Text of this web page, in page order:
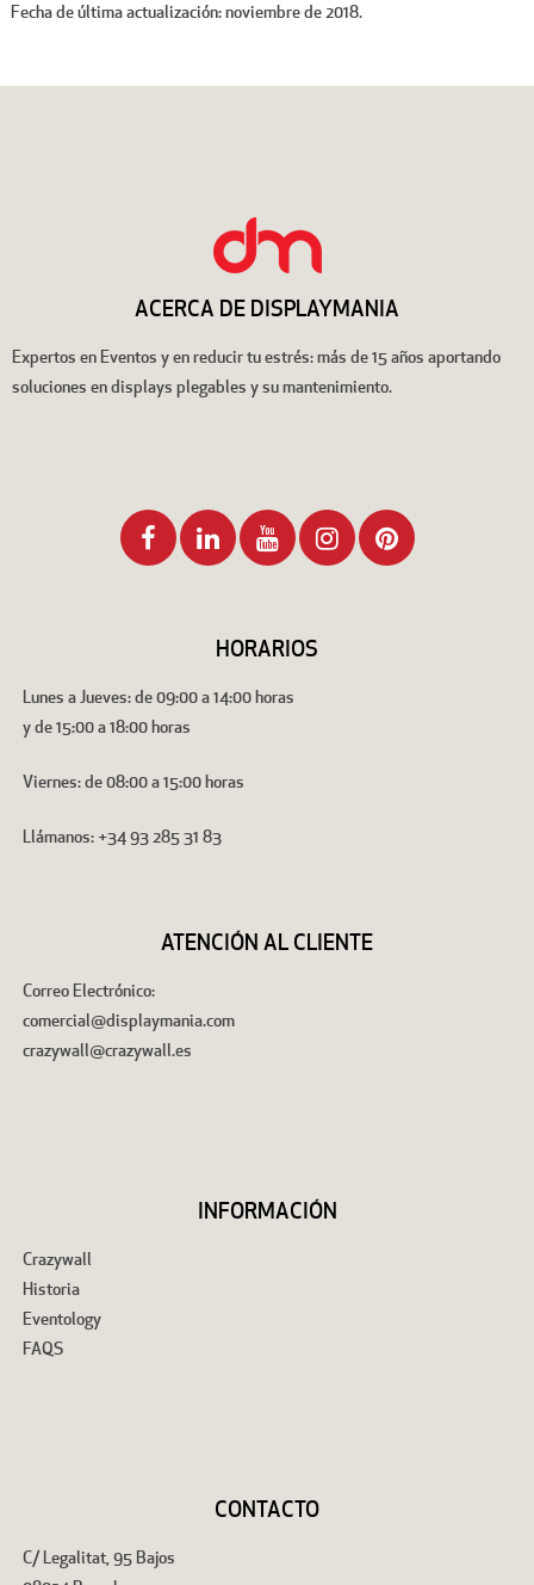
Fecha de última actualización: noviembre de 2018.
ACERCA DE DISPLAYMANIA
Expertos en Eventos y en reducir tu estrés: más de 15 años aportando
soluciones en displays plegables y su mantenimiento.
HORARIOS
Lunes a Jueves: de 09:00 a 14:00 horas
y de 15:00 a 18:00 horas
Viernes: de 08:00 a 15:00 horas
Llámanos: +34 93 285 31 83
ATENCIÓN AL CLIENTE
Correo Electrónico:
comercial@displaymania.com
crazywall@crazywall.es
INFORMACIÓN
Crazywall
Historia
Eventology
FAQS
CONTACTO
C/ Legalitat, 95 Bajos